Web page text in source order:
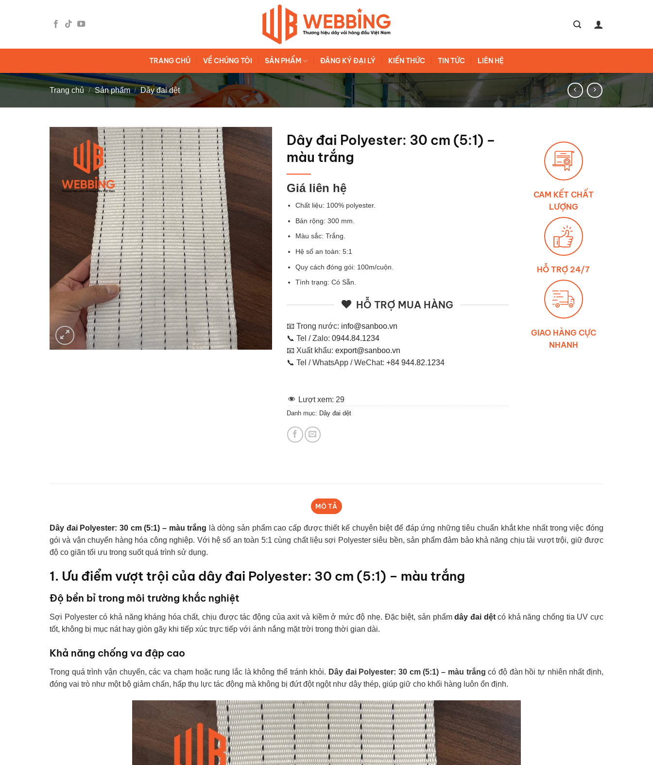
TRANG CHỦ VỀ CHÚNG TÔI SẢN PHẨM ĐĂNG KÝ ĐẠI LÝ KIẾN THỨC TIN TỨC LIÊN HỆ
Trang chủ / Sản phẩm / Dây đai dệt
Dây đai Polyester: 30 cm (5:1) –
màu trắng
Giá liên hệ
Chất liệu: 100% polyester.
Bản rộng: 300 mm.
Màu sắc: Trắng.
Hệ số an toàn: 5:1
Quy cách đóng gói: 100m/cuộn.
Tình trạng: Có Sẵn.
HỖ TRỢ MUA HÀNG
📧 Trong nước: info@sanboo.vn
📞 Tel / Zalo: 0944.84.1234
📧 Xuất khẩu: export@sanboo.vn
📞 Tel / WhatsApp / WeChat: +84 944.82.1234
Lượt xem: 29
Danh mục: Dây đai dệt
CAM KẾT CHẤT
LƯỢNG
HỖ TRỢ 24/7
GIAO HÀNG CỰC
NHANH
MÔ TẢ
Dây đai Polyester: 30 cm (5:1) – màu trắng là dòng sản phẩm cao cấp được thiết kế chuyên biệt để đáp ứng những tiêu chuẩn khắt khe nhất trong việc đóng
gói và vận chuyển hàng hóa công nghiệp. Với hệ số an toàn 5:1 cùng chất liệu sợi Polyester siêu bền, sản phẩm đảm bảo khả năng chịu tải vượt trội, giữ được
độ co giãn tối ưu trong suốt quá trình sử dụng.
1. Ưu điểm vượt trội của dây đai Polyester: 30 cm (5:1) – màu trắng
Độ bền bỉ trong môi trường khắc nghiệt
Sợi Polyester có khả năng kháng hóa chất, chịu được tác động của axit và kiềm ở mức độ nhẹ. Đặc biệt, sản phẩmdây đai dệtcó khả năng chống tia UV cực
tốt, không bị mục nát hay giòn gãy khi tiếp xúc trực tiếp với ánh nắng mặt trời trong thời gian dài.
Khả năng chống va đập cao
Trong quá trình vận chuyển, các va chạm hoặc rung lắc là không thể tránh khỏi. Dây đai Polyester: 30 cm (5:1) – màu trắng có độ đàn hồi tự nhiên nhất định,
đóng vai trò như một bộ giảm chấn, hấp thụ lực tác động mà không bị đứt đột ngột như dây thép, giúp giữ cho khối hàng luôn ổn định.